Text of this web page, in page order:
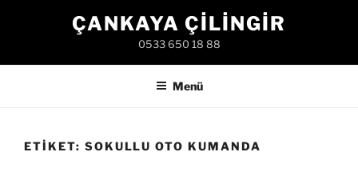
ÇANKAYA ÇILINGIR
0533 650 18 88
Menü
ETIKET: SOKULLU OTO KUMANDA